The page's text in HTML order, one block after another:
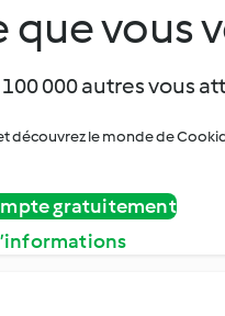
vous
000 autres vous
découvrez le monde de
gratuitement